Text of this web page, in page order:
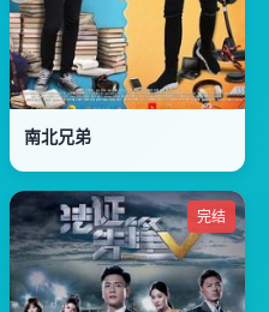
南北兄弟
完结